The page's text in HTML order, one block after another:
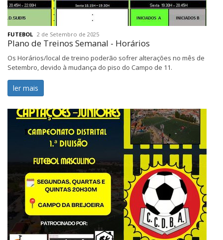
FUTEBOL 2 de Setembro de 2025
Plano de Treinos Semanal - Horários
Os Horários/local de treino poderão sofrer alterações no mês de
Setembro, devido à mudança do piso do Campo de 11.
ler mais